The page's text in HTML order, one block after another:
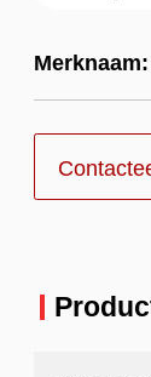
Merknaam: